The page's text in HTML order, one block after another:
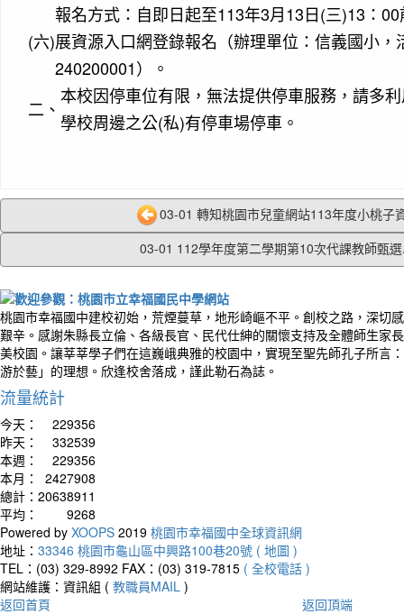
(六)
報名方式：自即日起至113年3月13日(三)13：
展資源入口網登錄報名（辦理單位：信義國小，
240200001）。
二、
本校因停車位有限，無法提供停車服務，請多
學校周邊之公(私)有停車場停車。
03-01 轉知桃園市兒童網站113年度小桃子
03-01 112學年度第二學期第10次代課教師甄
桃園市幸福國中建校初始，荒煙蔓草，地形崎嶇不平。創校之路，深切
艱辛。感謝朱縣長立倫、各級長官、民代仕紳的關懷支持及全體師生家
美校園。讓莘莘學子們在這巍峨典雅的校園中，實現至聖先師孔子所言
游於藝」的理想。欣逢校舍落成，謹此勒石為誌。
流量統計
今天：
229356
昨天：
332539
本週：
229356
本月：
2427908
總計： 20638911
平均：
9268
Powered by XOOPS 2019 桃園市幸福國中全球資訊網
地址： 33346 桃園市龜山區中興路100巷20號 ( 地圖 )
TEL：(03) 329-8992 FAX：(03) 319-7815 ( 全校電話 )
網站維護：資訊組 ( 教職員MAIL )
返回首頁
返回頂端